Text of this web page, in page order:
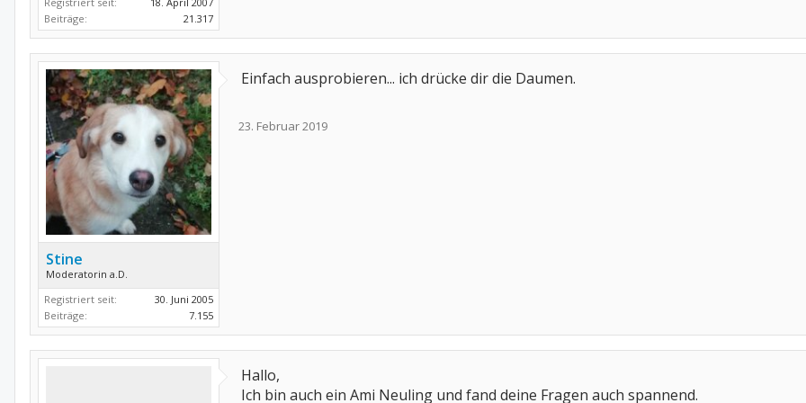
Beiträge:
21.317
Stine
Moderatorin a.D.
Registriert seit:
30. Juni 2005
Beiträge:
7.155
Einfach ausprobieren... ich drücke dir die Daumen.
23. Februar 2019
Hallo,
Ich bin auch ein Ami Neuling und fand deine Fragen auch spannend.